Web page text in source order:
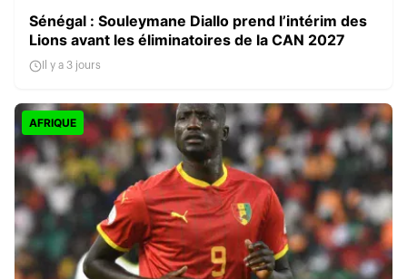
Sénégal : Souleymane Diallo prend l’intérim des
Lions avant les éliminatoires de la CAN 2027
Il y a 3 jours
AFRIQUE